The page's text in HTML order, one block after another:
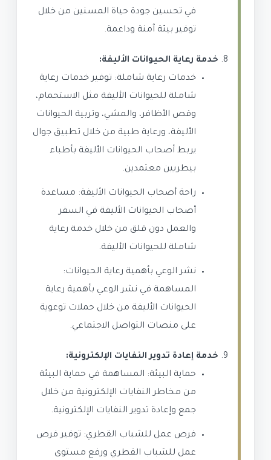
في تحسين جودة حياة المسنين من خلال
توفير بيئة آمنة وداعمة.
خدمة رعاية الحيوانات الأليفة:
خدمات رعاية شاملة: توفير خدمات رعاية
شاملة للحيوانات الأليفة مثل الاستحمام،
وقص الأظافر، والمشي، وتربية الحيوانات
الأليفة، ورعاية طبية من خلال تطبيق جوال
يربط أصحاب الحيوانات الأليفة بأطباء
بيطريين معتمدين.
راحة أصحاب الحيوانات الأليفة: مساعدة
أصحاب الحيوانات الأليفة في السفر
والعمل دون قلق من خلال خدمة رعاية
شاملة للحيوانات الأليفة.
نشر الوعي بأهمية رعاية الحيوانات:
المساهمة في نشر الوعي بأهمية رعاية
الحيوانات الأليفة من خلال حملات توعوية
على منصات التواصل الاجتماعي.
خدمة إعادة تدوير النفايات الإلكترونية:
حماية البيئة: المساهمة في حماية البيئة
من مخاطر النفايات الإلكترونية من خلال
جمع وإعادة تدوير النفايات الإلكترونية.
فرص عمل للشباب القطري: توفير فرص
عمل للشباب القطري ورفع مستوى